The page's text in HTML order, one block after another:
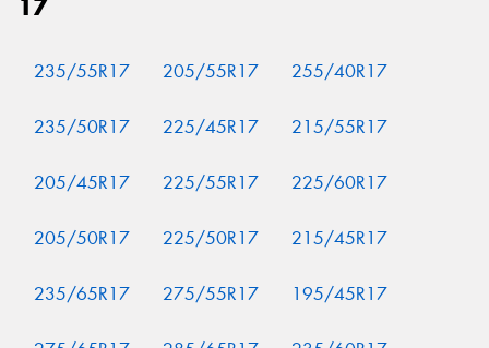
17
235/55R17 205/55R17 255/40R17
235/50R17 225/45R17 215/55R17
205/45R17 225/55R17 225/60R17
205/50R17 225/50R17 215/45R17
235/65R17 275/55R17 195/45R17